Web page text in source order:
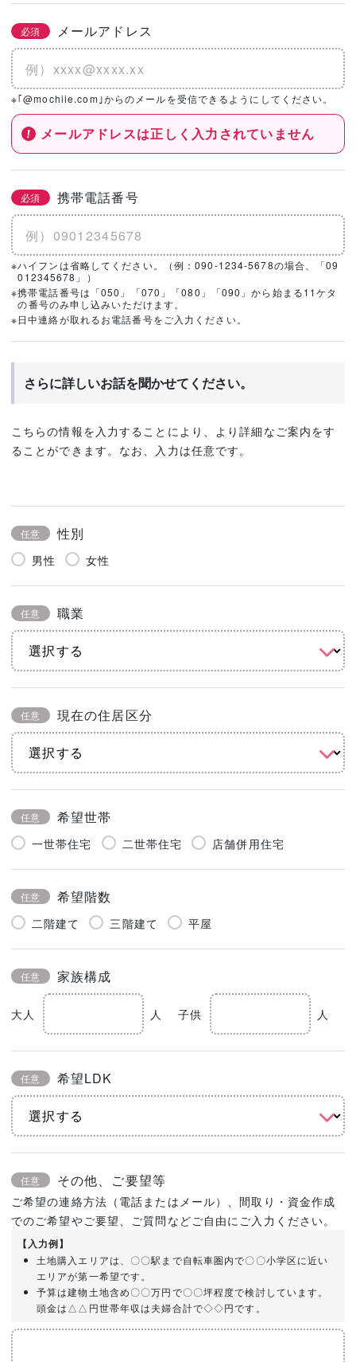
必須 メールアドレス
※｢@mochiie.com｣からのメールを受信できるようにしてください。
メールアドレスは正しく入力されていません
必須 携帯電話番号
※ハイフンは省略してください。（例：090-1234-5678の場合、「09
012345678」）
※携帯電話番号は「050」「070」「080」「090」から始まる11ケタ
の番号のみ申し込みいただけます。
※日中連絡が取れるお電話番号をご入力ください。
さらに詳しいお話を聞かせてください。
こちらの情報を入力することにより、より詳細なご案内をす
ることができます。なお、入力は任意です。
任意 性別
男性 女性
任意 職業
任意 現在の住居区分
任意 希望世帯
一世帯住宅 二世帯住宅 店舗併用住宅
任意 希望階数
二階建て 三階建て 平屋
任意 家族構成
大人 人 子供 人
任意 希望LDK
任意 その他、ご要望等
ご希望の連絡方法（電話またはメール）、間取り・資金作成
でのご希望やご要望、ご質問などご自由にご入力ください。
【入力例】
土地購入エリアは、〇〇駅まで自転車圏内で〇〇小学区に近い
エリアが第一希望です。
予算は建物土地含め〇〇万円で〇〇坪程度で検討しています。
頭金は△△円世帯年収は夫婦合計で◇◇円です。